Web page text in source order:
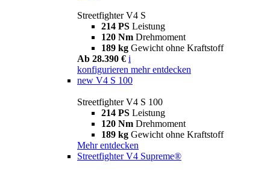
Streetfighter V4 S
214 PS Leistung
120 Nm Drehmoment
189 kg Gewicht ohne Kraftstoff
Ab 28.390 € i
konfigurieren mehr entdecken
new V4 S 100
Streetfighter V4 S 100
214 PS Leistung
120 Nm Drehmoment
189 kg Gewicht ohne Kraftstoff
Mehr entdecken
Streetfighter V4 Supreme®